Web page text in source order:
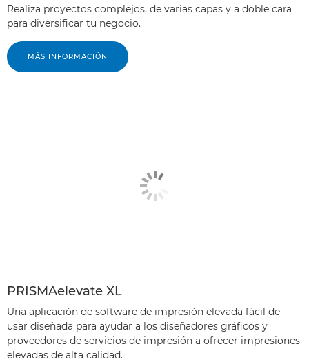
Realiza proyectos complejos, de varias capas y a doble cara
para diversificar tu negocio.
MÁS INFORMACIÓN
PRISMAelevate XL
Una aplicación de software de impresión elevada fácil de
usar diseñada para ayudar a los diseñadores gráficos y
proveedores de servicios de impresión a ofrecer impresiones
elevadas de alta calidad.